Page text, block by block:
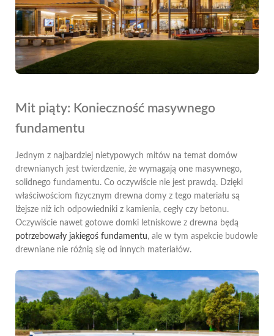
Mit piąty: Konieczność masywnego
fundamentu
Jednym z najbardziej nietypowych mitów na temat domów
drewnianych jest twierdzenie, że wymagają one masywnego,
solidnego fundamentu. Co oczywiście nie jest prawdą. Dzięki
właściwościom fizycznym drewna domy z tego materiału są
lżejsze niż ich odpowiedniki z kamienia, cegły czy betonu.
Oczywiście nawet gotowe domki letniskowe z drewna będą
potrzebowały jakiegoś fundamentu, ale w tym aspekcie budowle
drewniane nie różnią się od innych materiałów.